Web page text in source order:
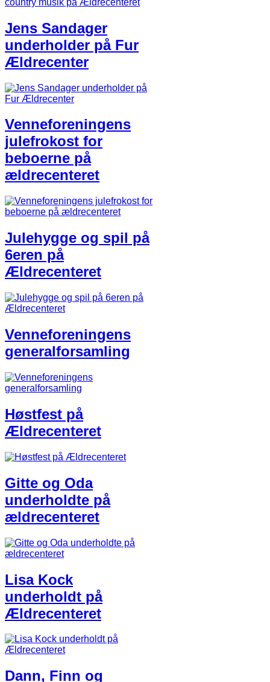
Jens Sandager
underholder på Fur
Ældrecenter
Venneforeningens
julefrokost for
beboerne på
ældrecenteret
Julehygge og spil på
6eren på
Ældrecenteret
Venneforeningens
generalforsamling
Høstfest på
Ældrecenteret
Gitte og Oda
underholdte på
ældrecenteret
Lisa Kock
underholdt på
Ældrecenteret
Dann, Finn og